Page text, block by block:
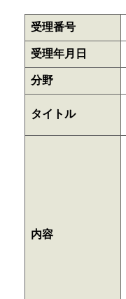
受理番号
受理年月日
分野
タイトル
内容